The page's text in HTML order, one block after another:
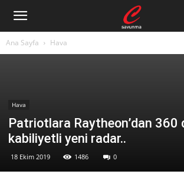
Ana Sayfa Hava
Hava
Patriotlara Raytheon’dan 360
kabiliyetli yeni radar..
18 Ekim 2019 1486 0